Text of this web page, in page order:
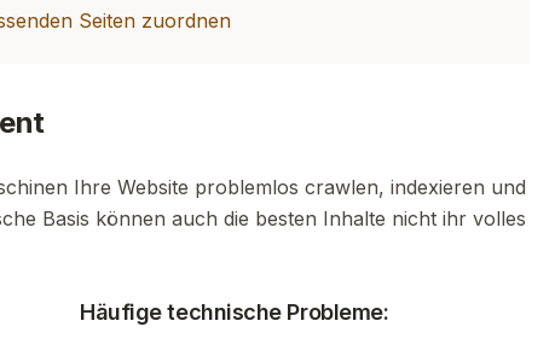
Seiten zuordnen
Ihre Website problemlos crawlen, indexieren und
Basis können auch die besten Inhalte nicht ihr volles
Häufige technische Probleme: